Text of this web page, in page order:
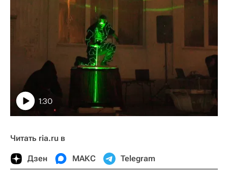
1:30
Читать ria.ru в
Дзен МАКС Telegram